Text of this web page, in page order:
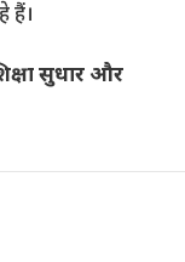
हैं।
सुधार और